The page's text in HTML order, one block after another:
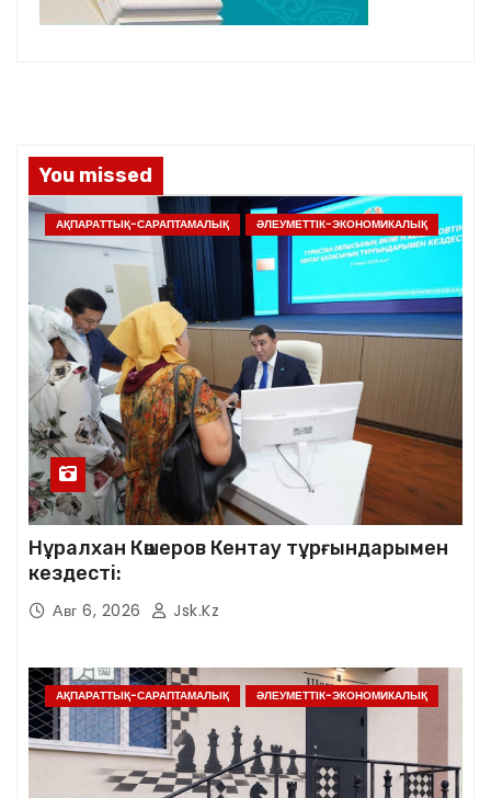
You missed
АҚПАРАТТЫҚ-САРАПТАМАЛЫҚ ӘЛЕУМЕТТІК-ЭКОНОМИКАЛЫҚ
Нұралхан Көшеров Кентау тұрғындарымен
кездесті:
Авг 6, 2026 Jsk.kz
АҚПАРАТТЫҚ-САРАПТАМАЛЫҚ ӘЛЕУМЕТТІК-ЭКОНОМИКАЛЫҚ